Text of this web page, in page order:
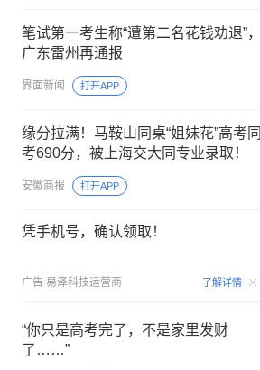
笔试第一考生称“遭第二名花钱劝退”，
广东雷州再通报
界面新闻 打开APP
缘分拉满！马鞍山同桌“姐妹花”高考同
考690分，被上海交大同专业录取！
安徽商报 打开APP
凭手机号，确认领取！
广告 易泽科技运营商 了解详情
“你只是高考完了，不是家里发财
了……”